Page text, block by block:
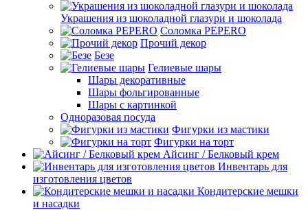
Украшения из шоколадной глазури и шоколада
Соломка PEPERO
Прочий декор
Безе
Гелиевые шары
Шары декоративные
Шары фольгированные
Шары с картинкой
Одноразовая посуда
Фигурки из мастики
Фигурки на торт
Айсинг / Белковый крем
Инвентарь для
изготовления цветов
Кондитерские мешки
и насадки